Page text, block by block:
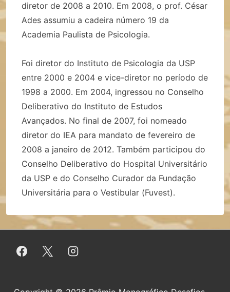
diretor de 2008 a 2010. Em 2008, o prof. César
Ades assumiu a cadeira número 19 da
Academia Paulista de Psicologia.
Foi diretor do Instituto de Psicologia da USP
entre 2000 e 2004 e vice-diretor no período de
1998 a 2000. Em 2004, ingressou no Conselho
Deliberativo do Instituto de Estudos
Avançados. No final de 2007, foi nomeado
diretor do IEA para mandato de fevereiro de
2008 a janeiro de 2012. Também participou do
Conselho Deliberativo do Hospital Universitário
da USP e do Conselho Curador da Fundação
Universitária para o Vestibular (Fuvest).